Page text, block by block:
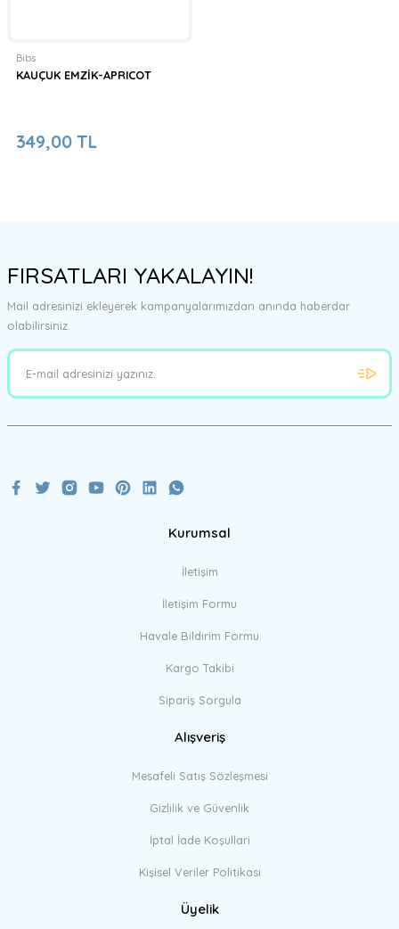
Bibs
KAUÇUK EMZİK-APRICOT
349,00 TL
FIRSATLARI YAKALAYIN!
Mail adresinizi ekleyerek kampanyalarımızdan anında haberdar
olabilirsiniz.
Kurumsal
İletişim
İletişim Formu
Havale Bildirim Formu
Kargo Takibi
Sipariş Sorgula
Alışveriş
Mesafeli Satış Sözleşmesi
Gizlilik ve Güvenlik
İptal İade Koşullari
Kişisel Veriler Politikası
Üyelik